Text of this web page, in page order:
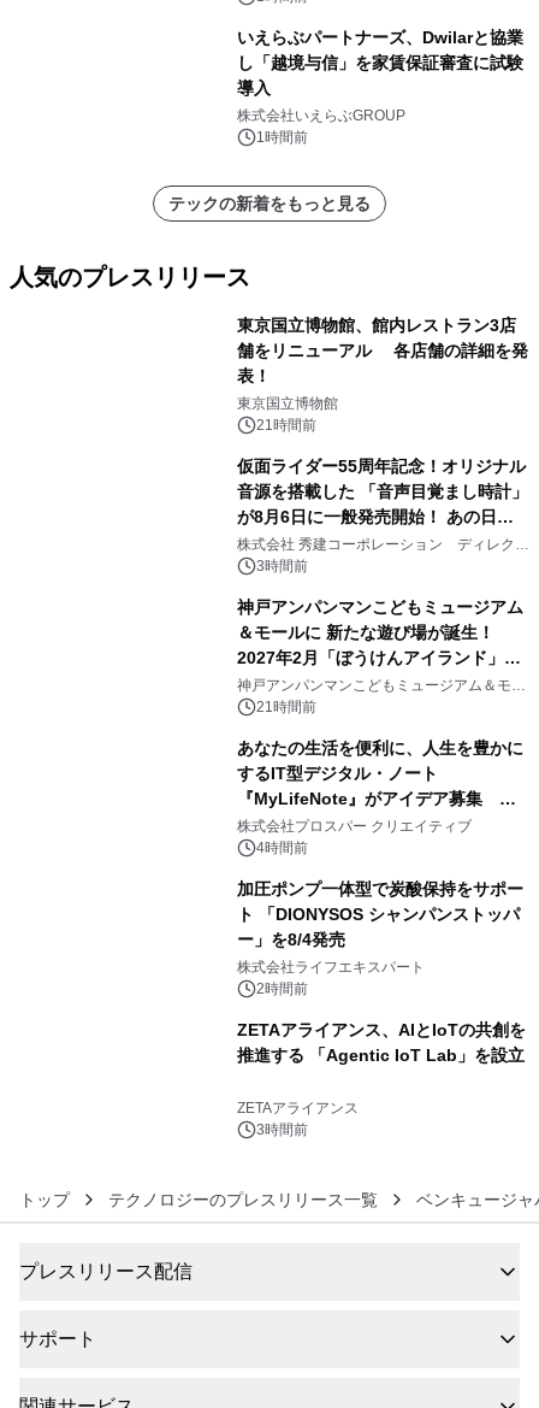
いえらぶパートナーズ、Dwilarと協業
し「越境与信」を家賃保証審査に試験
導入
株式会社いえらぶGROUP
1時間前
テックの新着をもっと見る
人気のプレスリリース
東京国立博物館、館内レストラン3店
舗をリニューアル 各店舗の詳細を発
表！
東京国立博物館
21時間前
仮面ライダー55周年記念！オリジナル
音源を搭載した 「音声目覚まし時計」
が8月6日に一般発売開始！ あの日の
大興奮が今甦る
株式会社 秀建コーポレーション ディレクト
アートギャラリー
3時間前
神戸アンパンマンこどもミュージアム
＆モールに 新たな遊び場が誕生！
2027年2月「ぼうけんアイランド」が
オープン
神戸アンパンマンこどもミュージアム＆モー
ル 21時間前
あなたの生活を便利に、人生を豊かに
するIT型デジタル・ノート
『MyLifeNote』がアイデア募集 優
秀賞100名に1年間無償試用
株式会社プロスパー クリエイティブ
4時間前
加圧ポンプ一体型で炭酸保持をサポー
ト 「DIONYSOS シャンパンストッパ
ー」を8/4発売
株式会社ライフエキスパート
2時間前
ZETAアライアンス、AIとIoTの共創を
推進する 「Agentic IoT Lab」を設立
ZETAアライアンス
3時間前
トップ テクノロジーのプレスリリース一覧 ベンキュージ
プレスリリース配信
サポート